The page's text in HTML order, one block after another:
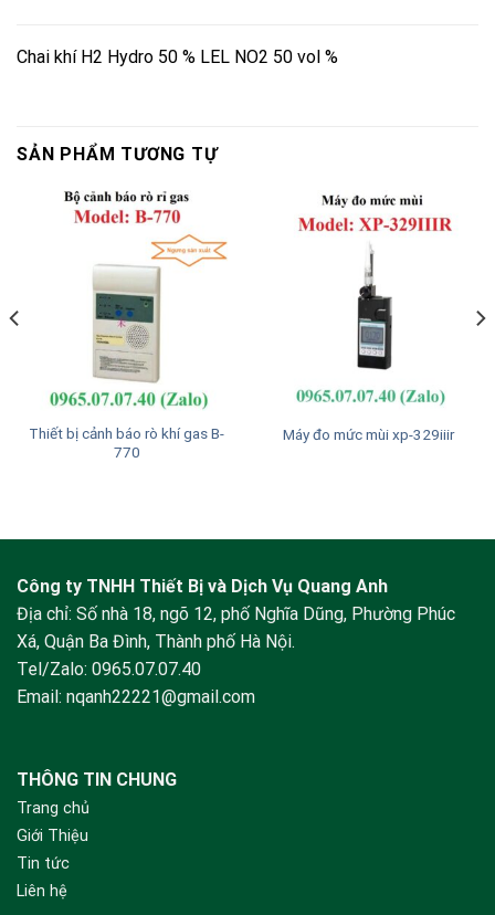
Chai khí H2 Hydro 50 % LEL NO2 50 vol %
SẢN PHẨM TƯƠNG TỰ
Thiết bị cảnh báo rò khí gas B-
770
Máy đo mức mùi xp-329iiir
Công ty TNHH Thiết Bị và Dịch Vụ Quang Anh
Địa chỉ: Số nhà 18, ngõ 12, phố Nghĩa Dũng, Phường Phúc
Xá, Quận Ba Đình, Thành phố Hà Nội.
Tel/Zalo: 0965.07.07.40
Email: nqanh22221@gmail.com
THÔNG TIN CHUNG
Trang chủ
Giới Thiệu
Tin tức
Liên hệ